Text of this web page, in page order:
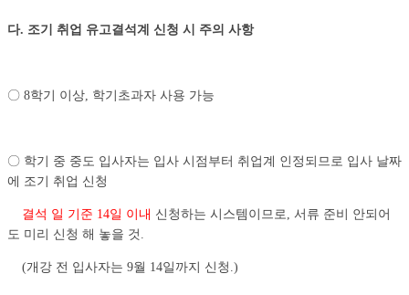
다. 조기 취업 유고결석계 신청 시 주의 사항
〇 8학기 이상, 학기초과자 사용 가능
〇 학기 중 중도 입사자는 입사 시점부터 취업계 인정되므로 입사 날짜
에 조기 취업 신청
결석 일 기준 14일 이내 신청하는 시스템이므로, 서류 준비 안되어
도 미리 신청 해 놓을 것.
(개강 전 입사자는 9월 14일까지 신청.)